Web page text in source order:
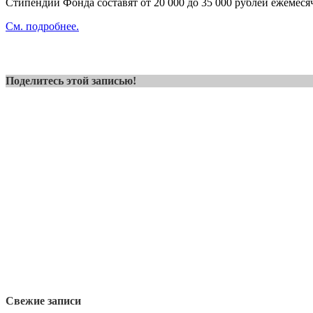
​​​​​​​Стипендии Фонда составят от 20 000 до 35 000 рублей
См. подробнее.
Поделитесь этой записью!
Свежие записи